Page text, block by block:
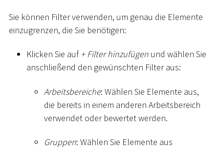
Sie können Filter verwenden, um genau die Elemente
einzugrenzen, die Sie benötigen:
Klicken Sie auf + Filter hinzufügen und wählen Sie
anschließend den gewünschten Filter aus:
Arbeitsbereiche: Wählen Sie Elemente aus,
die bereits in einem anderen Arbeitsbereich
verwendet oder bewertet werden.
Gruppen: Wählen Sie Elemente aus